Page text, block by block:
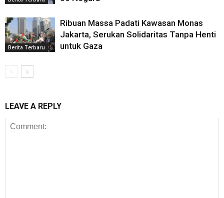
Berita Terbaru
Ribuan Massa Padati Kawasan Monas
Jakarta, Serukan Solidaritas Tanpa Henti
untuk Gaza
LEAVE A REPLY